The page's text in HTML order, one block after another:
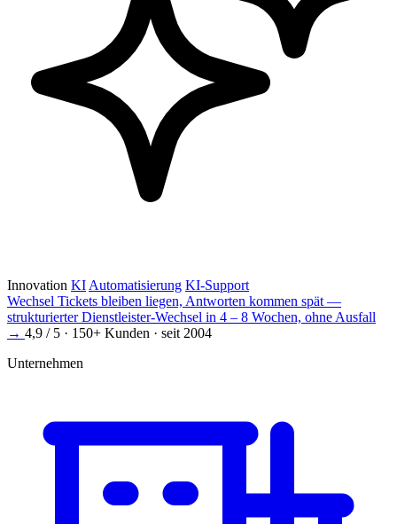
Innovation KI Automatisierung KI-Support
Wechsel Tickets bleiben liegen, Antworten kommen spät —
strukturierter Dienstleister-Wechsel in 4 – 8 Wochen, ohne Ausfall
→ 4,9 / 5 · 150+ Kunden · seit 2004
Unternehmen